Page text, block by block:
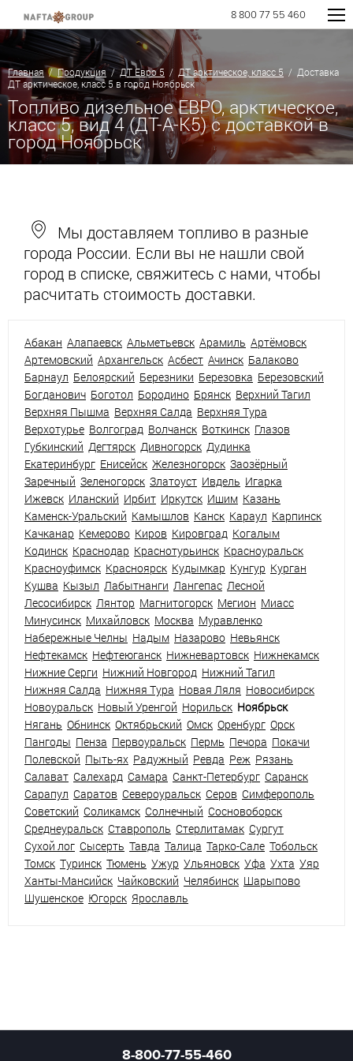
8 800 77 55 460
Главная/Продукция/ДТ Евро 5 / ДТ арктическое, класс 5 / Доставка
ДТ арктическое, класс 5 в город Ноябрьск
Топливо дизельное ЕВРО, арктическое,
класс 5, вид 4 (ДТ-А-К5) с доставкой в
город Ноябрьск
Мы доставляем топливо в разные
города России. Если вы не нашли свой
город в списке, свяжитесь с нами, чтобы
расчитать стоимость доставки.
Абакан Алапаевск Альметьевск Арамиль Артёмовск
Артемовский Архангельск Асбест Ачинск Балаково
Барнаул Белоярский Березники Березовка Березовский
Богданович Боготол Бородино Брянск Верхний Тагил
Верхняя Пышма Верхняя Салда Верхняя Тура
Верхотурье Волгоград Волчанск Воткинск Глазов
Губкинский Дегтярск Дивногорск Дудинка
Екатеринбург Енисейск Железногорск Заозёрный
Заречный Зеленогорск Златоуст Ивдель Игарка
Ижевск Иланский Ирбит Иркутск Ишим Казань
Каменск-Уральский Камышлов Канск Караул Карпинск
Качканар Кемерово Киров Кировград Когалым
Кодинск Краснодар Краснотурьинск Красноуральск
Красноуфимск Красноярск Кудымкар Кунгур Курган
Кушва Кызыл Лабытнанги Лангепас Лесной
Лесосибирск Лянтор Магнитогорск Мегион Миасс
Минусинск Михайловск Москва Муравленко
Набережные Челны Надым Назарово Невьянск
Нефтекамск Нефтеюганск Нижневартовск Нижнекамск
Нижние Серги Нижний Новгород Нижний Тагил
Нижняя Салда Нижняя Тура Новая Ляля Новосибирск
Новоуральск Новый Уренгой Норильск Ноябрьск
Нягань Обнинск Октябрьский Омск Оренбург Орск
Пангоды Пенза Первоуральск Пермь Печора Покачи
Полевской Пыть-ях Радужный Ревда Реж Рязань
Салават Салехард Самара Санкт-Петербург Саранск
Сарапул Саратов Североуральск Серов Симферополь
Советский Соликамск Солнечный Сосновоборск
Среднеуральск Ставрополь Стерлитамак Сургут
Сухой лог Сысерть Тавда Талица Тарко-Сале Тобольск
Томск Туринск Тюмень Ужур Ульяновск Уфа Ухта Уяр
Ханты-Мансийск Чайковский Челябинск Шарыпово
Шушенское Югорск Ярославль
8-800-77-55-460